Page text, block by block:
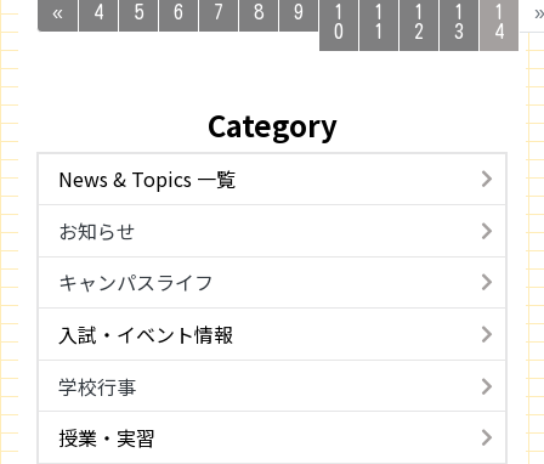
« 4 5 6 7 8 9
1
0
1
1
1
2
1
3
1
4
»
Category
News & Topics 一覧
お知らせ
キャンパスライフ
入試・イベント情報
学校行事
授業・実習